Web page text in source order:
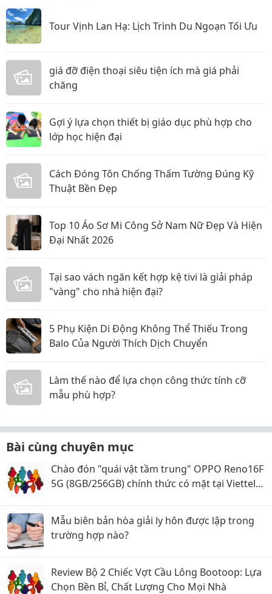
Tour Vịnh Lan Hạ: Lịch Trình Du Ngoạn Tối Ưu
giá đỡ điện thoại siêu tiện ích mà giá phải
chăng
Gợi ý lựa chọn thiết bị giáo dục phù hợp cho
lớp học hiện đại
Cách Đóng Tôn Chống Thấm Tường Đúng Kỹ
Thuật Bền Đẹp
Top 10 Áo Sơ Mi Công Sở Nam Nữ Đẹp Và Hiện
Đại Nhất 2026
Tại sao vách ngăn kết hợp kệ tivi là giải pháp
"vàng" cho nhà hiện đại?
5 Phụ Kiện Di Động Không Thể Thiếu Trong
Balo Của Người Thích Dịch Chuyển
Làm thế nào để lựa chọn công thức tính cỡ
mẫu phù hợp?
Bài cùng chuyên mục
Chào đón "quái vật tầm trung" OPPO Reno16F
5G (8GB/256GB) chính thức có mặt tại Viettel
Mẫu biên bản hòa giải ly hôn được lập trong
trường hợp nào?
Review Bộ 2 Chiếc Vợt Cầu Lông Bootoop: Lựa
Chọn Bền Bỉ, Chất Lượng Cho Mọi Nhà